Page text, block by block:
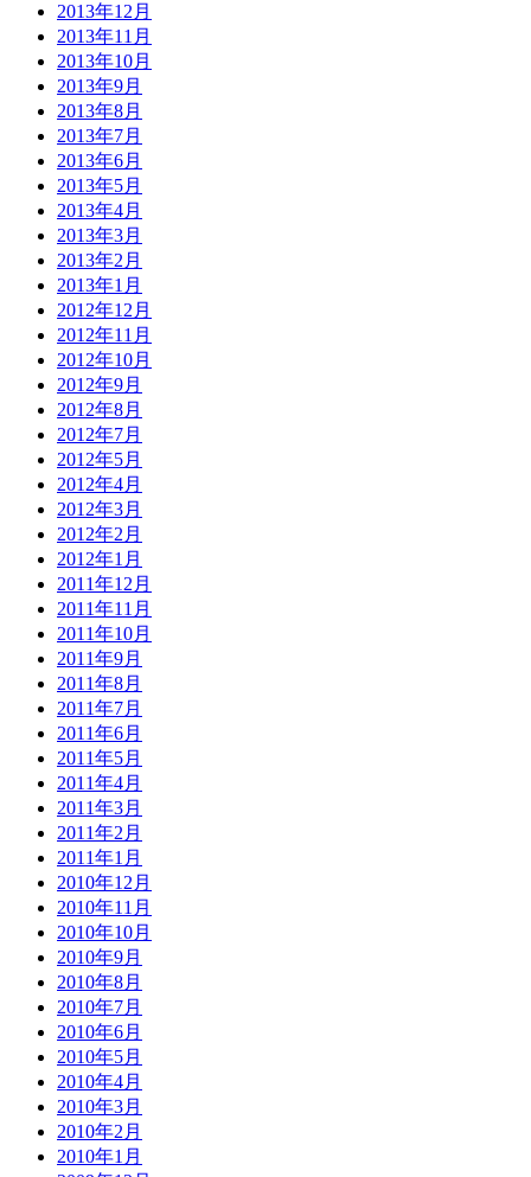
2013年12月
2013年11月
2013年10月
2013年9月
2013年8月
2013年7月
2013年6月
2013年5月
2013年4月
2013年3月
2013年2月
2013年1月
2012年12月
2012年11月
2012年10月
2012年9月
2012年8月
2012年7月
2012年5月
2012年4月
2012年3月
2012年2月
2012年1月
2011年12月
2011年11月
2011年10月
2011年9月
2011年8月
2011年7月
2011年6月
2011年5月
2011年4月
2011年3月
2011年2月
2011年1月
2010年12月
2010年11月
2010年10月
2010年9月
2010年8月
2010年7月
2010年6月
2010年5月
2010年4月
2010年3月
2010年2月
2010年1月